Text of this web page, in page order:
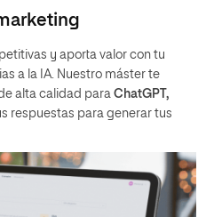
y aporta valor con tu
a la IA. Nuestro máster te
alta calidad para ChatGPT,
respuestas para generar tus